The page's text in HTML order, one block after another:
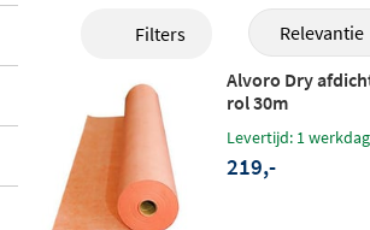
vind je een compleet assortiment afdichti
voor wanden, vloeren, hoe
ken en aansluitingen in natte ruimtes. Van
afdichtingsmatten en afdichtingsbanden t
ot hoekafdichtingen, manchetten en mon
tagelijm: alles wat je nodig hebt om je bad
kamer of douche betrouwbaar waterdich
Filters
Alvoro Dry
rol 30m
Levertijd: 1 werkdag
219,-